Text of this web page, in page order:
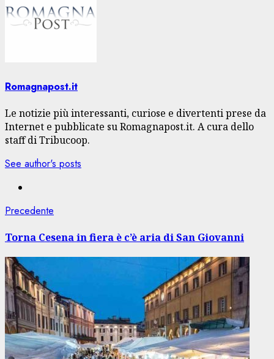
Romagnapost.it
Le notizie più interessanti, curiose e divertenti prese da
Internet e pubblicate su Romagnapost.it. A cura dello
staff di Tribucoop.
See author's posts
Navigazione
articolo
Precedente
Torna Cesena in fiera è c’è aria di San Giovanni